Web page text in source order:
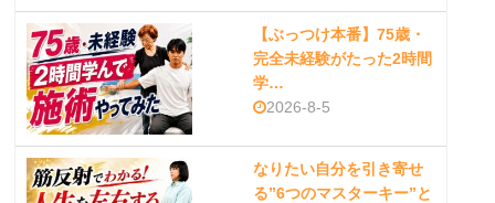
【ぶっつけ本番】75歳・
完全未経験がたった2時間
学…
2026-8-5
なりたい自分を引き寄せ
る”6つのマスターキー”と